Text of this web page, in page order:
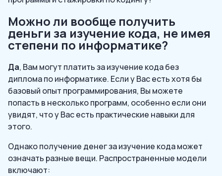
Можно ли вообще получить
деньги за изучение кода, не имея
степени по информатике?
Да, Вам могут платить за изучение кода без
диплома по информатике. Если у Вас есть хотя бы
базовый опыт программирования, Вы можете
попасть в несколько программ, особенно если они
увидят, что у Вас есть практические навыки для
этого.
Однако получение денег за изучение кода может
означать разные вещи. Распространенные модели
включают: